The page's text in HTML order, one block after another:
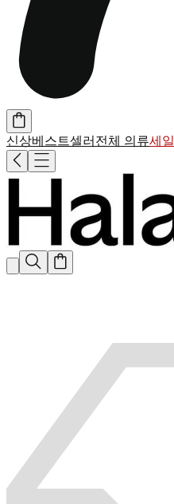
신상베스트셀러전체 의류세일